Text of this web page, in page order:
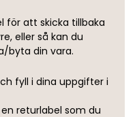
för att skicka tillbaka
eller så kan du
byta din vara.
fyll i dina uppgifter i
returlabel som du